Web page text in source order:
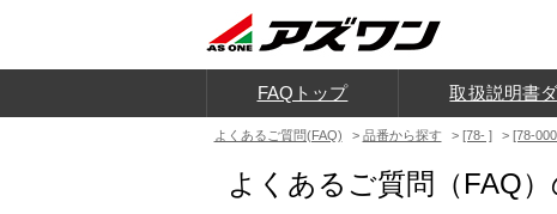
よくあるご質問(FAQ) > 品番から探す > [78- ] > [78-
よくあるご質問（FAQ
FAQトップ 取扱説明書